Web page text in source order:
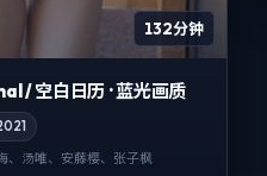
132分钟
/ 空白日历 · 蓝光画质
、汤唯、安藤樱、张子枫